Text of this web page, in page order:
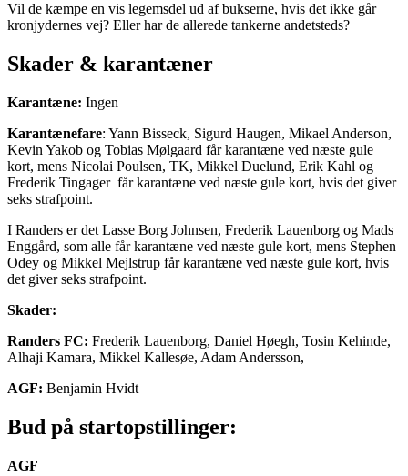
Vil de kæmpe en vis legemsdel ud af bukserne, hvis det ikke går
kronjydernes vej? Eller har de allerede tankerne andetsteds?
Skader & karantæner
Karantæne: Ingen
Karantænefare: Yann Bisseck, Sigurd Haugen, Mikael Anderson,
Kevin Yakob og Tobias Mølgaard får karantæne ved næste gule
kort, mens Nicolai Poulsen, TK, Mikkel Duelund, Erik Kahl og
Frederik Tingager får karantæne ved næste gule kort, hvis det giver
seks strafpoint.
I Randers er det Lasse Borg Johnsen, Frederik Lauenborg og Mads
Enggård, som alle får karantæne ved næste gule kort, mens Stephen
Odey og Mikkel Mejlstrup får karantæne ved næste gule kort, hvis
det giver seks strafpoint.
Skader:
Randers FC: Frederik Lauenborg, Daniel Høegh, Tosin Kehinde,
Alhaji Kamara, Mikkel Kallesøe, Adam Andersson,
AGF: Benjamin Hvidt
Bud på startopstillinger:
AGF